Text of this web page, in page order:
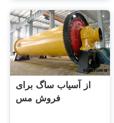
از آسیاب ساگ برای
فروش مس